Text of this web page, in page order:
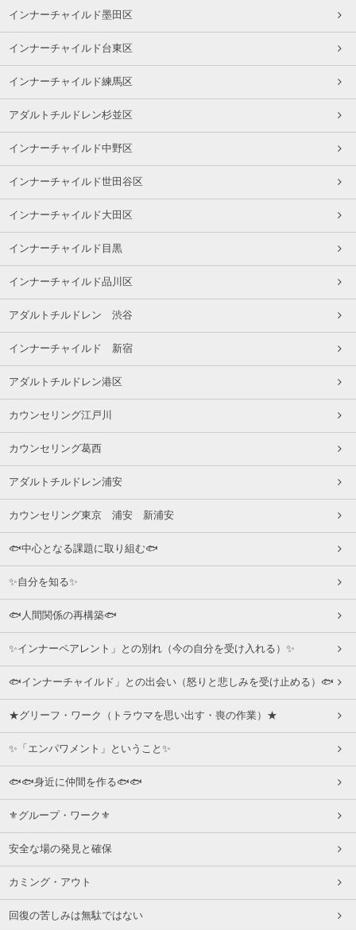
インナーチャイルド墨田区
インナーチャイルド台東区
インナーチャイルド練馬区
アダルトチルドレン杉並区
インナーチャイルド中野区
インナーチャイルド世田谷区
インナーチャイルド大田区
インナーチャイルド目黒
インナーチャイルド品川区
アダルトチルドレン 渋谷
インナーチャイルド 新宿
アダルトチルドレン港区
カウンセリング江戸川
カウンセリング葛西
アダルトチルドレン浦安
カウンセリング東京 浦安 新浦安
🐟中心となる課題に取り組む🐟
✨自分を知る✨
🐟人間関係の再構築🐟
✨インナーペアレント」との別れ（今の自分を受け入れる）✨
🐟インナーチャイルド」との出会い（怒りと悲しみを受け止める）🐟
★グリーフ・ワーク（トラウマを思い出す・喪の作業）★
✨「エンパワメント」ということ✨
🐟🐟身近に仲間を作る🐟🐟
⚜グループ・ワーク⚜
安全な場の発見と確保
カミング・アウト
回復の苦しみは無駄ではない